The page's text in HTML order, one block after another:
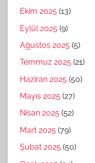
Ekim 2025 (13)
Eylül 2025 (9)
Ağustos 2025 (5)
Temmuz 2025 (21)
Haziran 2025 (50)
Mayıs 2025 (27)
Nisan 2025 (52)
Mart 2025 (79)
Şubat 2025 (50)